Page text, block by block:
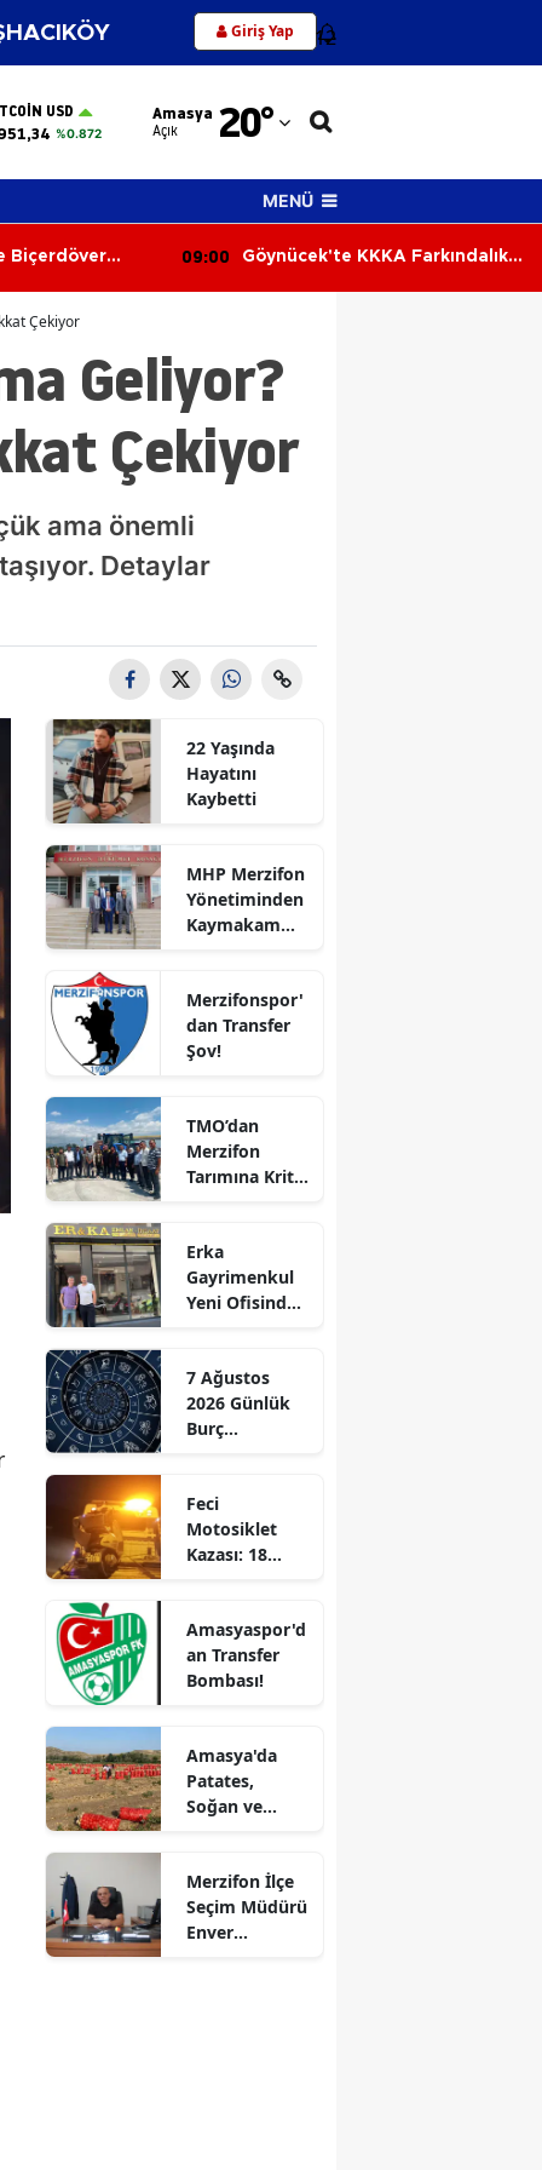
Giriş Yap 12
USD
%0.872
Amasya
Açık 20°
Adana
Adıyaman
Ağrı
Amasya
Antalya
Artvin
Aydın
Balıkesir
Bilecik
Bitlis
Burdur
Bursa
Çanakkale
Çankırı
Denizli
Diyarbakır
Edirne
Elazığ
Erzurum
Eskişehir
Giresun
Hakkari
Hatay
Mersin
İzmir
Kars
Kayseri
MENÜ
Biçerdöver
09:00
Göynücek'te KKKA Farkındalık
Çekiyor
Geliyor?
Çekiyor
ama önemli
Detaylar
22 Yaşında
Hayatını
Kaybetti
MHP Merzifon
Yönetiminden
Kaymakam
Ziyaret
Merzifonspor'
dan Transfer
Şov!
TMO’dan
Merzifon
Tarımına Kritik
Erka
Gayrimenkul
Yeni Ofisinde
“Gayrimenkul
Almak İçin
Doğru Zaman”
7 Ağustos
2026 Günlük
Burç
Sürprizler,
Parada Yeni
Fırsatlar
Feci
Motosiklet
Kazası: 18
Kaybetti
Amasyaspor'd
an Transfer
Bombası!
Amasya'da
Patates,
Soğan ve
Denetimi
Merzifon İlçe
Seçim Müdürü
Enver